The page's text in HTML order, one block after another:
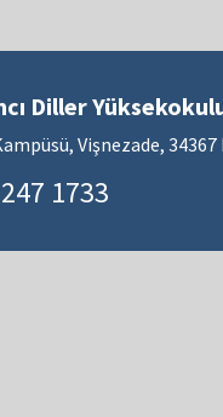
Diller
Vişnezade,
1733